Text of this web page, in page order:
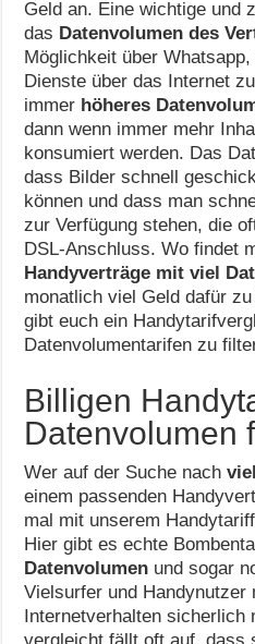
Geld an. Eine wichtige und
das Datenvolumen des
Möglichkeit über
Dienste über das Internet
immer höheres
dann wenn immer mehr
konsumiert werden. Das
dass Bilder schnell
können und dass man
zur Verfügung stehen, die
DSL-Anschluss. Wo findet
Handyverträge mit viel
monatlich viel Geld dafür
gibt euch ein
Datenvolumentarifen zu
Billigen
Datenvolumen
Wer auf der Suche nach
einem passenden
mal mit unserem
Hier gibt es echte
Datenvolumen und sogar
Vielsurfer und Handynutzer
Internetverhalten sicherlich
vergleicht fällt oft auf, dass